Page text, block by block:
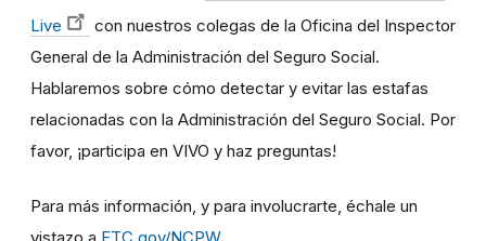
Live
con nuestros colegas de la Oficina del Inspector
General de la Administración del Seguro Social.
Hablaremos sobre cómo detectar y evitar las estafas
relacionadas con la Administración del Seguro Social. Por
favor, ¡participa en VIVO y haz preguntas!
Para más información, y para involucrarte, échale un